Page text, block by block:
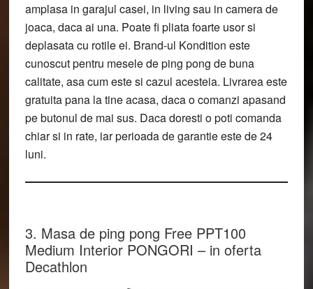
amplasa in garajul casei, in living sau in camera de
joaca, daca ai una. Poate fi pliata foarte usor si
deplasata cu rotile ei. Brand-ul Kondition este
cunoscut pentru mesele de ping pong de buna
calitate, asa cum este si cazul acesteia. Livrarea este
gratuita pana la tine acasa, daca o comanzi apasand
pe butonul de mai sus. Daca doresti o poti comanda
chiar si in rate, iar perioada de garantie este de 24
luni.
3. Masa de ping pong Free PPT100
Medium Interior PONGORI – in oferta
Decathlon